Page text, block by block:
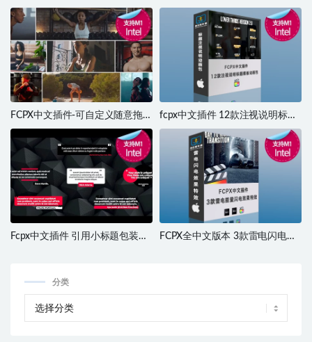
FCPX中文插件-可自定义随意拖拽
边款的视频分屏动画预设 Scalable
Multiframe Kit
fcpx中文插件 12款注视说明标题
模板动画插件包 支持M1 M2
Fcpx中文插件 引用小标题包装动
FCPX全中文版本 3款雷电闪电效
分类